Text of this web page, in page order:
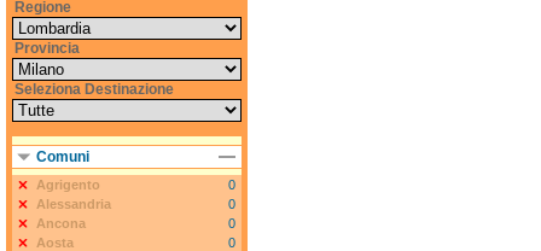
Regione
Provincia
Seleziona Destinazione
Comuni
Agrigento
0
Alessandria
0
Ancona
0
Aosta
0